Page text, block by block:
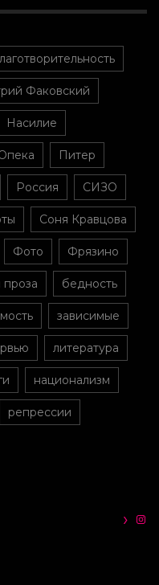
Факовский
Насилие
Питер
Россия СИЗО
Соня Кравцова
Фото Фрязино
проза бедность
зависимые
литература
национализм
репрессии